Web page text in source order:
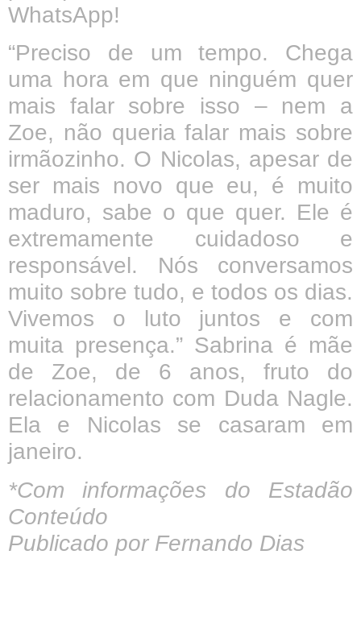
WhatsApp!
“Preciso de um tempo. Chega
uma hora em que ninguém quer
mais falar sobre isso – nem a
Zoe, não queria falar mais sobre
irmãozinho. O Nicolas, apesar de
ser mais novo que eu, é muito
maduro, sabe o que quer. Ele é
extremamente cuidadoso e
responsável. Nós conversamos
muito sobre tudo, e todos os dias.
Vivemos o luto juntos e com
muita presença.” Sabrina é mãe
de Zoe, de 6 anos, fruto do
relacionamento com Duda Nagle.
Ela e Nicolas se casaram em
janeiro.
*Com informações do Estadão
Conteúdo
Publicado por Fernando Dias